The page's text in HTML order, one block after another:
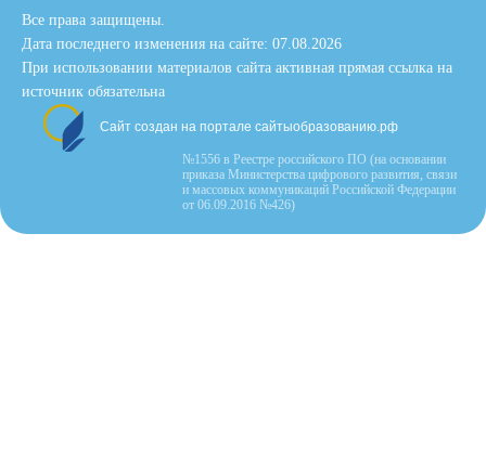
Все права защищены.
Дата последнего изменения на сайте: 07.08.2026
При использовании материалов сайта активная прямая ссылка на
источник обязательна
Сайт создан на портале сайтыобразованию.рф
№1556 в Реестре российского ПО (на основании
приказа Министерства цифрового развития, связи
и массовых коммуникаций Российской Федерации
от 06.09.2016 №426)